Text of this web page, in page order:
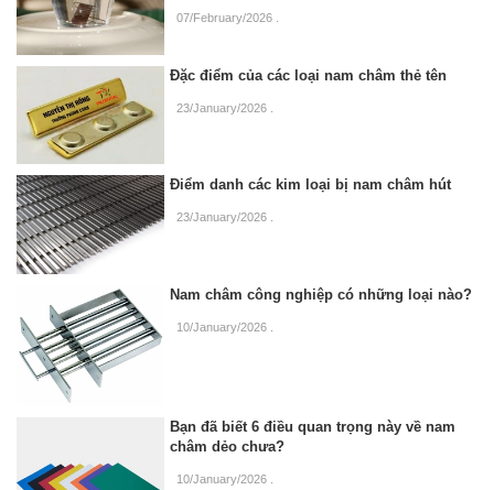
07/February/2026
Đặc điểm của các loại nam châm thẻ tên
23/January/2026
Điểm danh các kim loại bị nam châm hút
23/January/2026
Nam châm công nghiệp có những loại nào?
10/January/2026
Bạn đã biết 6 điều quan trọng này về nam
châm dẻo chưa?
10/January/2026